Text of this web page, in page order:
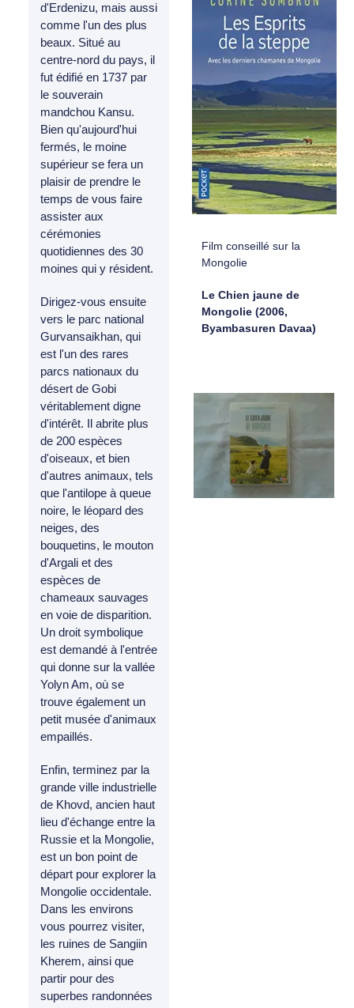
d'Erdenizu, mais aussi
comme l'un des plus
beaux. Situé au
centre-nord du pays, il
fut édifié en 1737 par
le souverain
mandchou Kansu.
Bien qu'aujourd'hui
fermés, le moine
supérieur se fera un
plaisir de prendre le
temps de vous faire
assister aux
cérémonies
quotidiennes des 30
moines qui y résident.
Dirigez-vous ensuite
vers le parc national
Gurvansaikhan, qui
est l'un des rares
parcs nationaux du
désert de Gobi
véritablement digne
d'intérêt. Il abrite plus
de 200 espèces
d'oiseaux, et bien
d'autres animaux, tels
que l'antilope à queue
noire, le léopard des
neiges, des
bouquetins, le mouton
d'Argali et des
espèces de
chameaux sauvages
en voie de disparition.
Un droit symbolique
est demandé à l'entrée
qui donne sur la vallée
Yolyn Am, où se
trouve également un
petit musée d'animaux
empaillés.
Enfin, terminez par la
grande ville industrielle
de Khovd, ancien haut
lieu d'échange entre la
Russie et la Mongolie,
est un bon point de
départ pour explorer la
Mongolie occidentale.
Dans les environs
vous pourrez visiter,
les ruines de Sangiin
Kherem, ainsi que
partir pour des
superbes randonnées
Film conseillé sur la
Mongolie
Le Chien jaune de
Mongolie (2006,
Byambasuren Davaa)